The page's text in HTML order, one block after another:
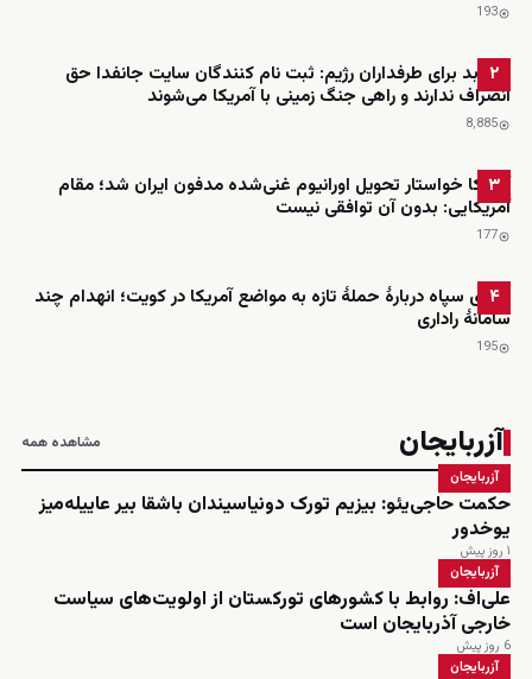
193
۲
خبر بد برای طرفداران رژیم: ثبت نام کنندگان سایت جانفدا حق
انصراف ندارند و راهی جنگ زمینی با آمریکا می‌شوند
8٬885
۳
آمریکا خواستار تحویل اورانیوم غنی‌شده مدفون ایران شد؛ مقام
آمریکایی: بدون آن توافقی نیست
177
۴
ادعای سپاه دربارهٔ حملهٔ تازه به مواضع آمریکا در کویت؛ انهدام چند
سامانهٔ راداری
195
آزربایجان مشاهده همه
آزربایجان
حکمت حاجی‌یئو: بیزیم تورک دونیاسیندان باشقا بیر عاییله‌میز
یوخدور
۱ روز پیش
آزربایجان
علی‌اف: روابط با کشورهای تورکستان از اولویت‌های سیاست
خارجی آذربایجان است
6 روز پیش
آزربایجان